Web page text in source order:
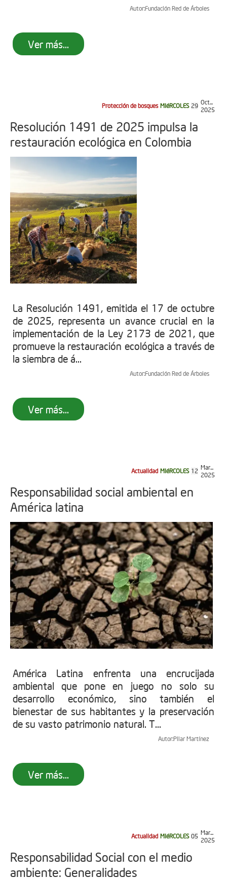
Autor:Fundación Red de Árboles
Ver más...
Protección de bosques MIéRCOLES 29 Oct...
2025
Resolución 1491 de 2025 impulsa la
restauración ecológica en Colombia
La Resolución 1491, emitida el 17 de octubre
de 2025, representa un avance crucial en la
implementación de la Ley 2173 de 2021, que
promueve la restauración ecológica a través de
la siembra de á...
Autor:Fundación Red de Árboles
Ver más...
Actualidad MIéRCOLES 12 Mar...
2025
Responsabilidad social ambiental en
América latina
América Latina enfrenta una encrucijada
ambiental que pone en juego no solo su
desarrollo económico, sino también el
bienestar de sus habitantes y la preservación
de su vasto patrimonio natural. T...
Autor:Pilar Martínez
Ver más...
Actualidad MIéRCOLES 05 Mar...
2025
Responsabilidad Social con el medio
ambiente: Generalidades